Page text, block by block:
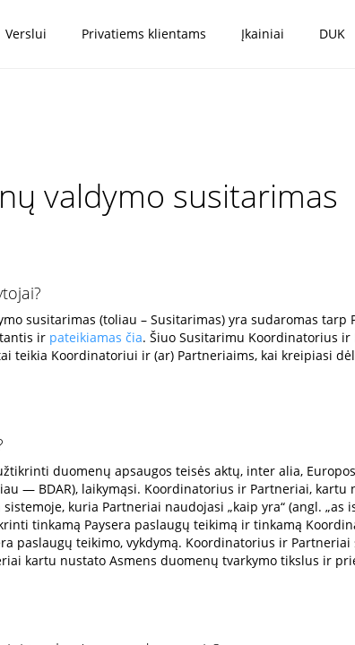
Verslui Privatiems klientams Įkainiai DUK
valdymo susitarimas
susitarimas (toliau – Susitarimas) yra sudaromas
ir pateikiamas čia. Šiuo Susitarimu Koordinatorius
teikia Koordinatoriui ir (ar) Partneriaims, kai kreipiasi
duomenų apsaugos teisės aktų, inter alia,
— BDAR), laikymąsi. Koordinatorius ir Partneriai,
kuria Partneriai naudojasi „kaip yra“ (angl.
tinkamą Paysera paslaugų teikimą ir tinkamą
paslaugų teikimo, vykdymą. Koordinatorius ir
kartu nustato Asmens duomenų tvarkymo tikslus ir